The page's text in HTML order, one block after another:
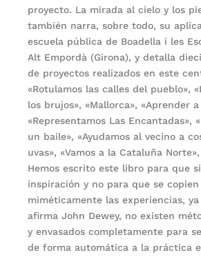
proyecto. La mirada al cielo y los
también narra, sobre todo, su
escuela pública de Boadella i les
Alt Empordà (Girona), y detalla
de proyectos realizados en este
«Rotulamos las calles del pueblo»,
los brujos», «Mallorca», «Aprender a
«Representamos Las Encantadas»,
un baile», «Ayudamos al vecino a
uvas», «Vamos a la Cataluña
Hemos escrito este libro para que
inspiración y no para que se copien
miméticamente las experiencias,
afirma John Dewey, no existen
y envasados completamente para
de forma automática a la práctica